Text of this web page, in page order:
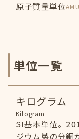
原子質量単位
単位一覧
キログラム
Kilogram
SI基本単位。
ジウム製の分銅